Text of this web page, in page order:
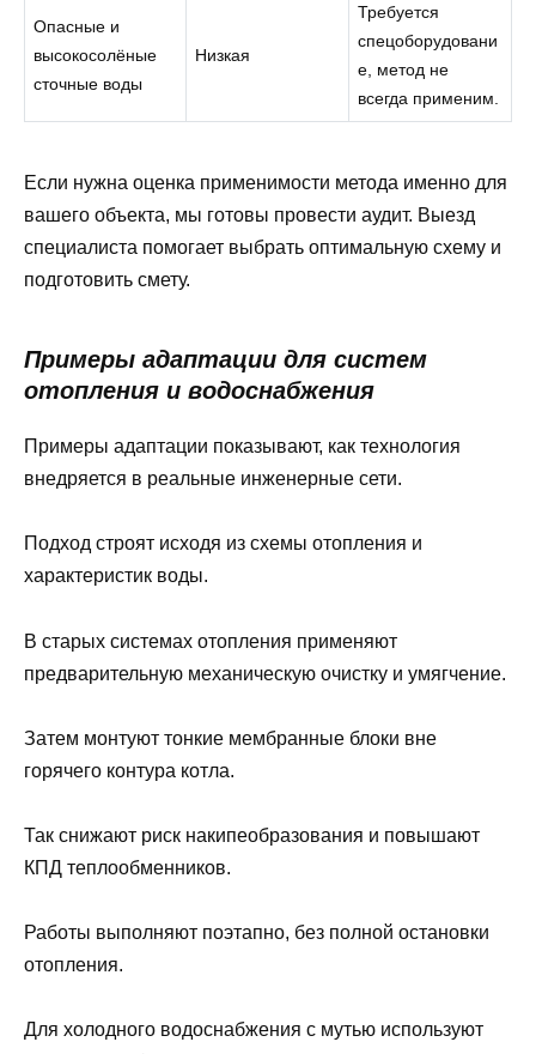
Опасные и
высокосолёные
сточные воды
Низкая
Требуется
спецоборудовани
е, метод не
всегда применим.
Если нужна оценка применимости метода именно для
вашего объекта, мы готовы провести аудит. Выезд
специалиста помогает выбрать оптимальную схему и
подготовить смету.
Примеры адаптации для систем
отопления и водоснабжения
Примеры адаптации показывают, как технология
внедряется в реальные инженерные сети.
Подход строят исходя из схемы отопления и
характеристик воды.
В старых системах отопления применяют
предварительную механическую очистку и умягчение.
Затем монтуют тонкие мембранные блоки вне
горячего контура котла.
Так снижают риск накипеобразования и повышают
КПД теплообменников.
Работы выполняют поэтапно, без полной остановки
отопления.
Для холодного водоснабжения с мутью используют